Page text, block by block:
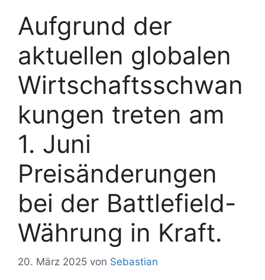
Aufgrund der
aktuellen globalen
Wirtschaftsschwan
kungen treten am
1. Juni
Preisänderungen
bei der Battlefield-
Währung in Kraft.
20. März 2025 von Sebastian